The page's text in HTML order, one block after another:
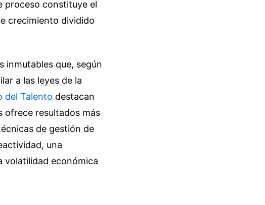
proceso constituye el
crecimiento dividido
inmutables que, según
a las leyes de la
del Talento destacan
ofrece resultados más
de gestión de
una
volatilidad económica